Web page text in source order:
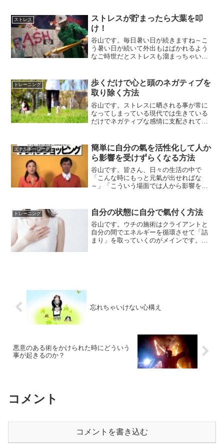
グルとかで検索をかけた...
ストレス
ストレスが貯まったら大葉を叩
け！
谷山です。毎日暑い日が続きますね～こ
う暑い日が続いて外出もはばかれるよう
なご時世だとストレスも溜まっちゃいま
暑すぎて食欲もあまり出な
い・・・・・・そんな方に今日はお家
で...
トレーニング
歩くだけで心と頭のネガティブを
取り除く方法
谷山です。ストレスに晒される事が常に
なってしまっている現代では生きている
だけでネガティブな感情に支配されてし
すが、皆さん結構「自分なりの氣分転
換」を持っていない事が多か...
エネルギーワーク
簡単に自分の氣を活性化して人か
ら影響を受けずらくなる方法
谷山です。皆さん、日々の生活の中で
「こんな時にもっと元氣が出せればな
～」「こういう場面では人から影響を受
んな事を感じた事はありませんか？そん
な皆さんに今日ご紹介するのは...
トレーニング 自分の状態に自分で氣付く方法
谷山です。ウチの施術はクライアントと
自分の間でエネルギーを循環させて「詰
まり」を取っていくのがメインです。詰
忘れちゃいけない心構え
悪意のある術をかけられた時にどういう
事が起きるのか？
コメント
コメントを書き込む